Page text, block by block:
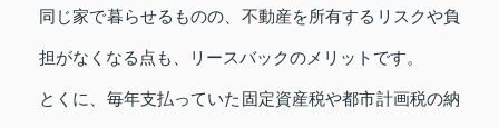
同じ家で暮らせるものの、不動産を所有するリスクや負
担がなくなる点も、リースバックのメリットです。
とくに、毎年支払っていた固定資産税や都市計画税の納